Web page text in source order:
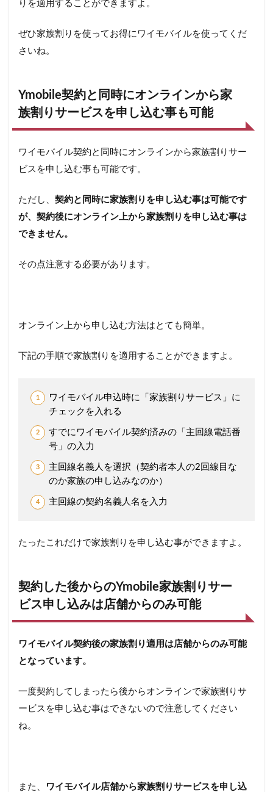
りを適用することができますよ。
ぜひ家族割りを使ってお得にワイモバイルを使ってくだ
さいね。
Ymobile契約と同時にオンラインから家
族割りサービスを申し込む事も可能
ワイモバイル契約と同時にオンラインから家族割りサー
ビスを申し込む事も可能です。
ただし、 契約と同時に家族割りを申し込む事は可能です
が、契約後にオンライン上から家族割りを申し込む事は
できません。
その点注意する必要があります。
オンライン上から申し込む方法はとても簡単。
下記の手順で家族割りを適用することができますよ。
ワイモバイル申込時に「家族割りサービス」に
チェックを入れる
すでにワイモバイル契約済みの「主回線電話番
号」の入力
主回線名義人を選択（契約者本人の2回線目な
のか家族の申し込みなのか）
主回線の契約名義人名を入力
たったこれだけで家族割りを申し込む事ができますよ。
契約した後からのYmobile家族割りサー
ビス申し込みは店舗からのみ可能
ワイモバイル契約後の家族割り適用は店舗からのみ可能
となっています。
一度契約してしまったら後からオンラインで家族割りサ
ービスを申し込む事はできないので注意してください
ね。
また、
ワイモバイル店舗から家族割りサービスを申し込